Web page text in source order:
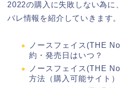
2022の購入に失敗しない為に
バレ情報を紹介していきます。
ノースフェイス(THE
約・発売日はいつ？
ノースフェイス(THE
方法（購入可能サイト）